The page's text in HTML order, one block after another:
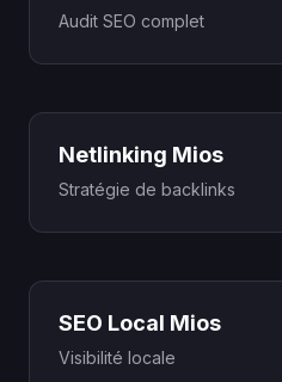
Audit SEO complet
Netlinking Mios
Stratégie de backlinks
SEO Local Mios
Visibilité locale